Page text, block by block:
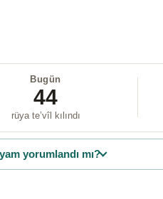
Bugün
44
rüya te’vîl kılındı
yorumlandı mı?